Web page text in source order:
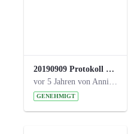
20190909 Protokoll 27. Steuerungskreis.pdf
vor 5 Jahren von Anni Schlumberger
GENEHMIGT